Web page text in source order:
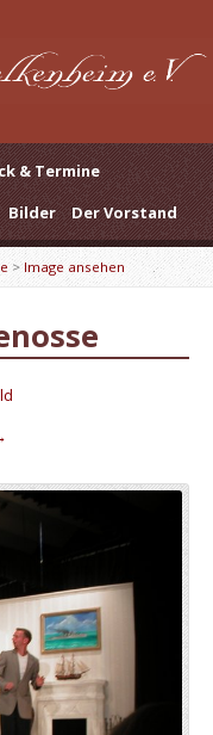
& Termine
Bilder Der Vorstand
>Image ansehen